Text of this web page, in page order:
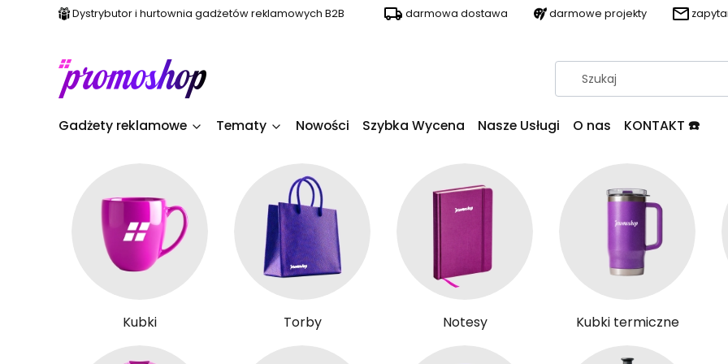
Dystrybutor i hurtownia gadżetów reklamowych B2B darmowa dostawa darmowe projekty
Gadżety reklamowe Tematy Nowości Szybka Wycena Nasze Usługi O nas KONTAKT ☎️
Kubki Torby Notesy Kubki termiczne